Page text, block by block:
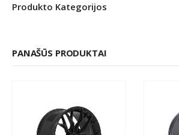
Produkto Kategorijos
PANAŠŪS PRODUKTAI